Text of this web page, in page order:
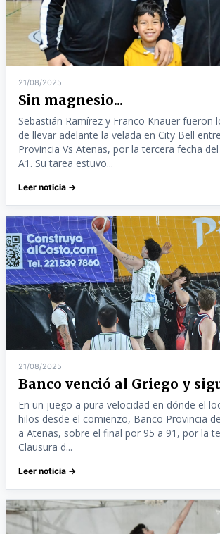
21/08/2025
Sin magnesio...
Sebastián Ramírez y Franco Knauer fueron
de llevar adelante la velada en City Bell
Provincia Vs Atenas, por la tercera fecha
A1. Su tarea estuvo...
Leer noticia →
21/08/2025
Banco venció al Griego y
En un juego a pura velocidad en dónde el
hilos desde el comienzo, Banco Provincia
a Atenas, sobre el final por 95 a 91, por la
Clausura d...
Leer noticia →